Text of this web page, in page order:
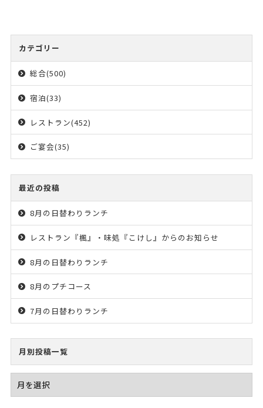
カテゴリー
総合(500)
宿泊(33)
レストラン(452)
ご宴会(35)
最近の投稿
8月の日替わりランチ
レストラン『楓』・味処『こけし』からのお知らせ
8月の日替わりランチ
8月のプチコース
7月の日替わりランチ
月別投稿一覧